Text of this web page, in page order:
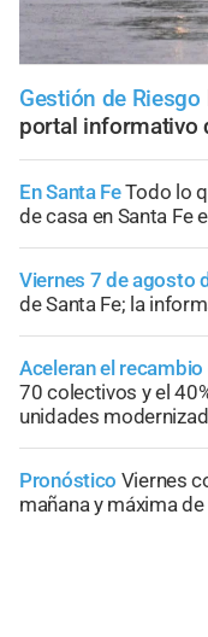
Gestión de Riesgo
portal informativo
En Santa FeTodo lo
de casa en Santa Fe
Viernes 7 de agosto
de Santa Fe; la
Aceleran el
70 colectivos y el
unidades
Pronóstico Viernes
mañana y máxima